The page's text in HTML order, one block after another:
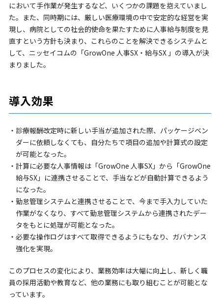
において手作業が発生するなど、いくつかの課題を抱えていまし
た。また、同時期には、厳しい医療環境の中で安定的な経営を実
現し、病院としての社会的使命を果たすために人事給与制度を見
直すという方針も決まり、これらのことを解決できるシステムと
して、ニッセイコムの「GrowOne 人事SX・給与SX 」の導入が決
まりました。
導入効果
・診療報酬改定時に新しい手当が追加された際、パッケージベン
ダーに依頼しなくても、自分たちで項目の追加や計算式の設定
が可能となった。
・計算に必要な人事情報は「GrowOne 人事SX」から「GrowOne
給与SX」に連携させることで、手当などが自動計算できるよう
になった。
・勤怠管理システムと連携させることで、今まで手入力していた
作業がなくなり、すべて勤怠管理システムから連携されたデー
タをもとに処理が可能となった。
・必要な操作ログはすべて取得できるようにもなり、ガバナンス
強化を実現。
このプロセスの変化により、業務効率は⼤幅に向上し、新しく職
員の採用活動や教育など、他の業務にも取り組むことが可能とな
っています。